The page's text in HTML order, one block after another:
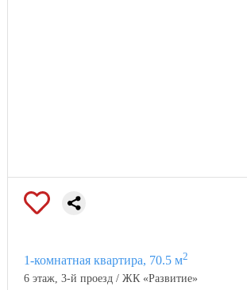
1-комнатная квартира, 70.5 м2
6 этаж, 3-й проезд / ЖК «Развитие»